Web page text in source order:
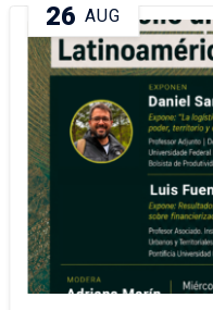
26 AUG